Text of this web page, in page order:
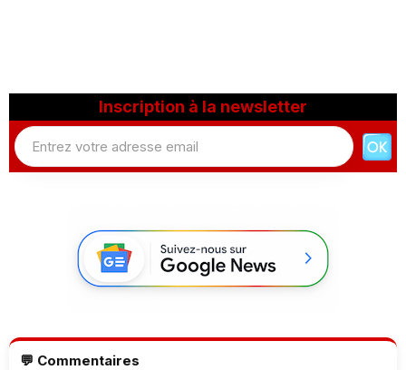
Inscription à la newsletter
💬 Commentaires